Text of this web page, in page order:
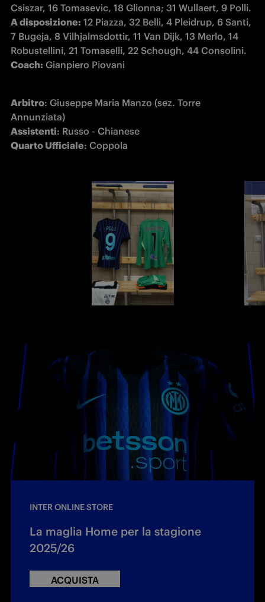
A disposizione: 12 Piazza, 32 Belli, 4 Pleidrup, 6 Santi,
7 Bugeja, 8 Vilhjalmsdottir, 11 Van Dijk, 13 Merlo, 14
Coach: Gianpiero Piovani
Arbitro: Giuseppe Maria Manzo (sez. Torre
Assistenti
Quarto Ufficiale: Coppola
INTER ONLINE STORE
La maglia Home per la stagione
2025/26
ACQUISTA